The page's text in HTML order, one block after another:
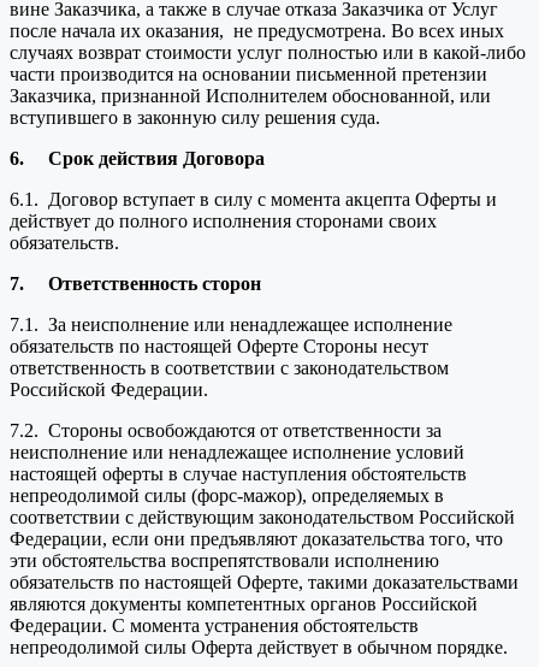
вине Заказчика, а также в случае отказа Заказчика от Услуг
после начала их оказания, не предусмотрена. Во всех иных
случаях возврат стоимости услуг полностью или в какой-либо
части производится на основании письменной претензии
Заказчика, признанной Исполнителем обоснованной, или
вступившего в законную силу решения суда.
6. Срок действия Договора
6.1. Договор вступает в силу с момента акцепта Оферты и
действует до полного исполнения сторонами своих
обязательств.
7. Ответственность сторон
7.1. За неисполнение или ненадлежащее исполнение
обязательств по настоящей Оферте Стороны несут
ответственность в соответствии с законодательством
Российской Федерации.
7.2. Стороны освобождаются от ответственности за
неисполнение или ненадлежащее исполнение условий
настоящей оферты в случае наступления обстоятельств
непреодолимой силы (форс-мажор), определяемых в
соответствии с действующим законодательством Российской
Федерации, если они предъявляют доказательства того, что
эти обстоятельства воспрепятствовали исполнению
обязательств по настоящей Оферте, такими доказательствами
являются документы компетентных органов Российской
Федерации. С момента устранения обстоятельств
непреодолимой силы Оферта действует в обычном порядке.